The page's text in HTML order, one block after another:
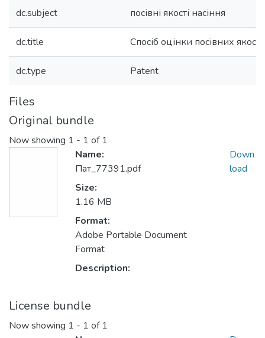
dc.subject посівні якості насіння
dc.title Спосіб оцінки посівних
dc.type Patent
Files
Original bundle
Now showing 1 - 1 of 1
Name:
Пат_77391.pdf
Size:
1.16 MB
Format:
Adobe Portable Document
Format
Description:
Down
load
License bundle
Now showing 1 - 1 of 1